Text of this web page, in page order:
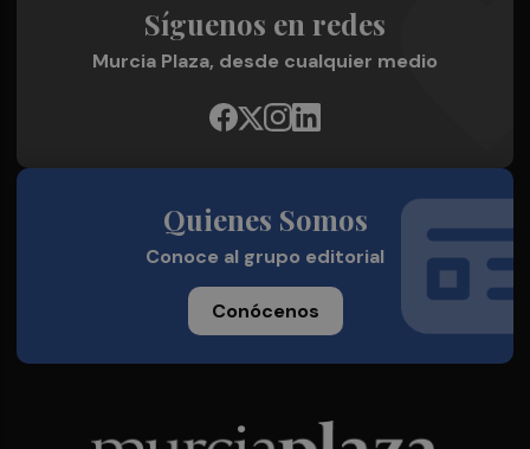
Síguenos en redes
Murcia Plaza, desde cualquier medio
Quienes Somos
Conoce al grupo editorial
Conócenos